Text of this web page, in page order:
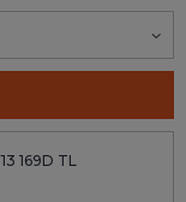
169D TL